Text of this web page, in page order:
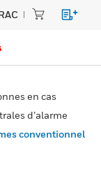
en cas
d’alarme
conventionnel